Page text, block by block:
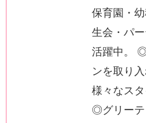
保育園・
生会・パ
活躍中。
ンを取り
様々なスタ
◎グリーテ